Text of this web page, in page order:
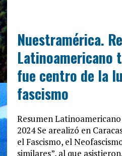
Nuestramérica.
Latinoamericano
fue centro de la
fascismo
Resumen
2024 Se arealizó en
el Fascismo, el
similares”, al que